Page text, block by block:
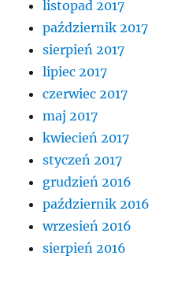
listopad 2017
październik 2017
sierpień 2017
lipiec 2017
czerwiec 2017
maj 2017
kwiecień 2017
styczeń 2017
grudzień 2016
październik 2016
wrzesień 2016
sierpień 2016